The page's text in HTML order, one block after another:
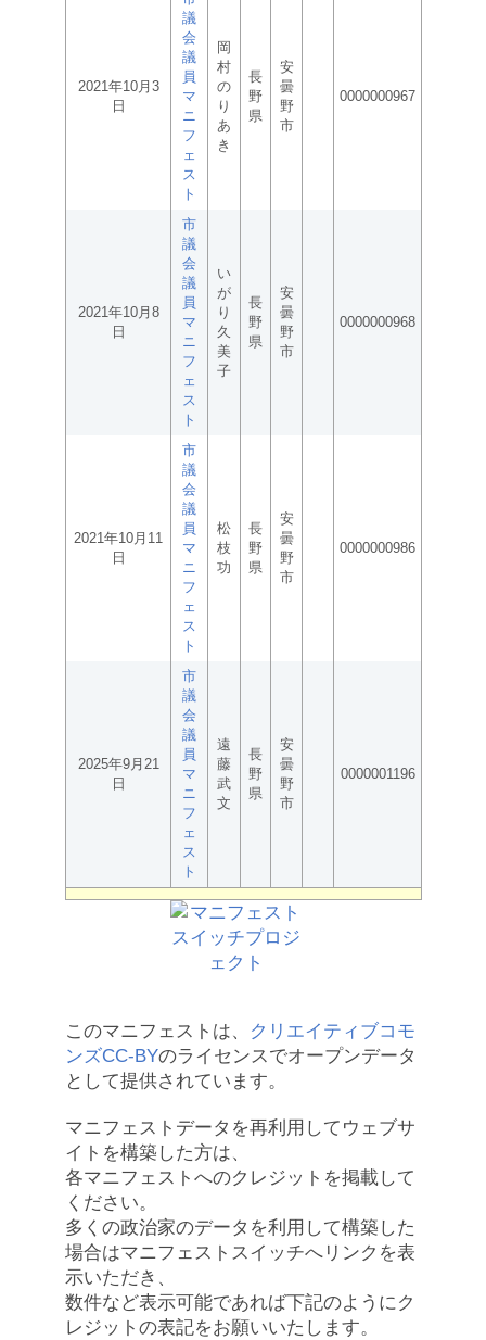
2021年10月3
日
議
会
議
員
マ
ニ
フ
ェ
ス
ト
岡
村
の
り
あ
き
長
野
県
安
曇
野
市
0000000967
2021年10月8
日
市
議
会
議
員
マ
ニ
フ
ェ
ス
ト
い
が
り
久
美
子
長
野
県
安
曇
野
市
0000000968
2021年10月11
日
市
議
会
議
員
マ
ニ
フ
ェ
ス
ト
松
枝
功
長
野
県
安
曇
野
市
0000000986
2025年9月21
日
市
議
会
議
員
マ
ニ
フ
ェ
ス
ト
遠
藤
武
文
長
野
県
安
曇
野
市
0000001196
このマニフェストは、
クリエイティブコモ
ンズCC-BYのライセンスでオープンデータ
として提供されています。
マニフェストデータを再利用してウェブサ
イトを構築した方は、
各マニフェストへのクレジットを掲載して
ください。
多くの政治家のデータを利用して構築した
場合はマニフェストスイッチへリンクを表
示いただき、
数件など表示可能であれば下記のようにク
レジットの表記をお願いいたします。